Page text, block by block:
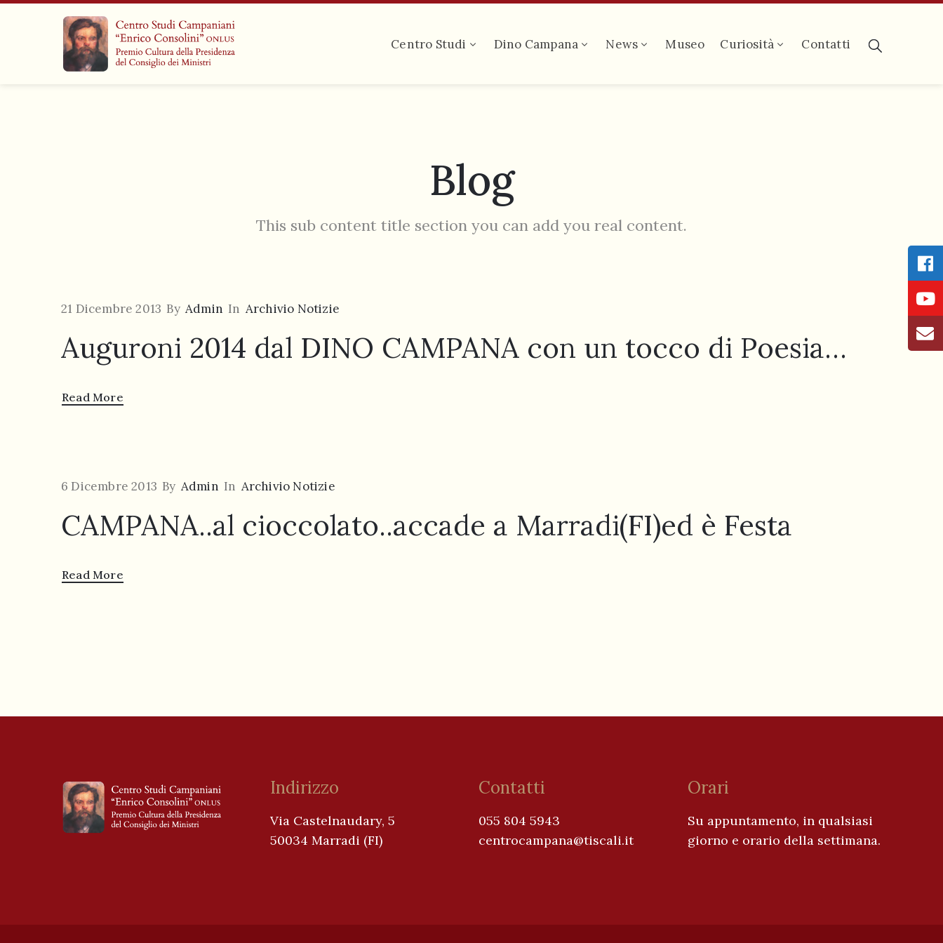
Centro Studi Dino Campana News Museo Curiosità Contatti
Blog
This sub content title section you can add you real content.
21 Dicembre 2013 By Admin In Archivio Notizie
Auguroni 2014 dal DINO CAMPANA con un tocco di Poesia…
Read More
6 Dicembre 2013 By Admin In Archivio Notizie
CAMPANA..al cioccolato..accade a Marradi(FI)ed è Festa
Read More
Indirizzo
Via Castelnaudary, 5
50034 Marradi (FI)
Contatti
055 804 5943
centrocampana@tiscali.it
Orari
Su appuntamento, in qualsiasi
giorno e orario della settimana.